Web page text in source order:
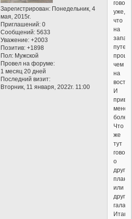
Зарегистрирован: Понедельник, 4
мая, 2015г.
Приглашений: 0
Сообщений: 5633
Уважение: +2003
Позитив: +1898
Пол: Мужской
Провел на форуме:
1 месяц 20 дней
Последний визит:
Вторник, 11 января, 2022г. 11:00
говоря
уже,
что
на
запад
чем
на
И
менее
Что
же
тут
о
других
или
другой
Итак,